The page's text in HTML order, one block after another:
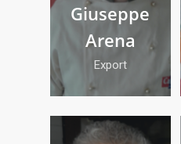
Giuseppe
Arena
Export